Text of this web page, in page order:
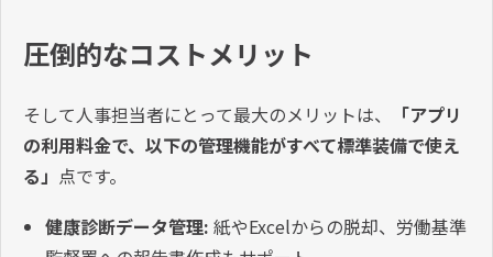
圧倒的なコストメリット
そして人事担当者にとって最大のメリットは、
「アプリ
の利用料金で、以下の管理機能がすべて標準装備で使え
る」 点です。
健康診断データ管理: 紙やExcelからの脱却、労働基準